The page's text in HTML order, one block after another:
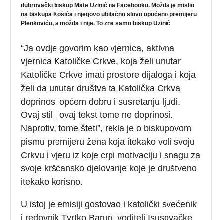
dubrovački biskup Mate Uzinić na Facebooku. Možda je mislio
na biskupa Košića i njegovo ubitačno slovo upućeno premijeru
Plenkoviću, a možda i nije. To zna samo biskup Uzinić
“Ja ovdje govorim kao vjernica, aktivna
vjernica Katoličke Crkve, koja želi unutar
Katoličke Crkve imati prostore dijaloga i koja
želi da unutar društva ta Katolička Crkva
doprinosi općem dobru i susretanju ljudi.
Ovaj stil i ovaj tekst tome ne doprinosi.
Naprotiv, tome šteti”, rekla je o biskupovom
pismu premijeru žena koja itekako voli svoju
Crkvu i vjeru iz koje crpi motivaciju i snagu za
svoje kršćansko djelovanje koje je društveno
itekako korisno.
U istoj je emisiji gostovao i katolički svećenik
i redovnik Tvrtko Barun, voditelj Isusovačke